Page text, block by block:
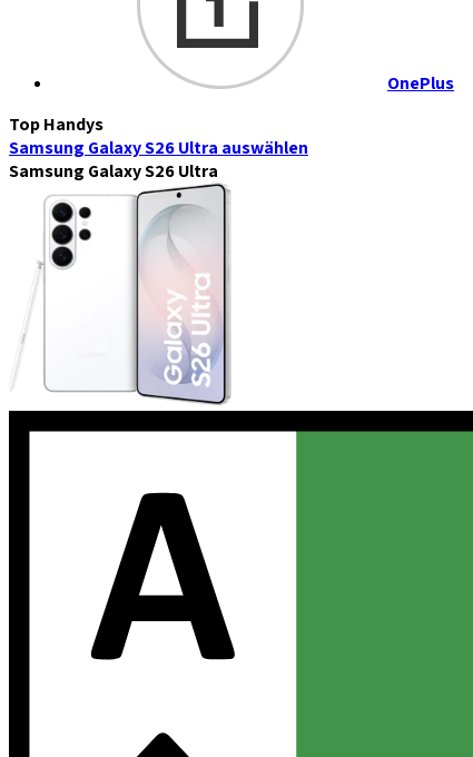
OnePlus
Top Handys
Samsung Galaxy S26 Ultra auswählen
Samsung Galaxy S26 Ultra